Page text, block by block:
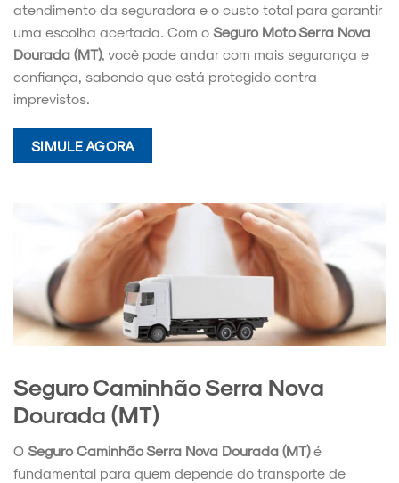
atendimento da seguradora e o custo total para garantir
uma escolha acertada. Com o Seguro Moto Serra Nova
Dourada (MT), você pode andar com mais segurança e
confiança, sabendo que está protegido contra
imprevistos.
SIMULE AGORA
Seguro Caminhão Serra Nova
Dourada (MT)
O Seguro Caminhão Serra Nova Dourada (MT)é
fundamental para quem depende do transporte de